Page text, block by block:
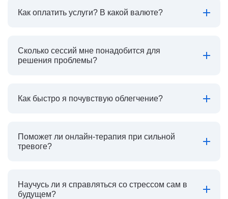
Как оплатить услуги? В какой валюте?
Сколько сессий мне понадобится для
решения проблемы?
Как быстро я почувствую облегчение?
Поможет ли онлайн-терапия при сильной
тревоге?
Научусь ли я справляться со стрессом сам в
будущем?